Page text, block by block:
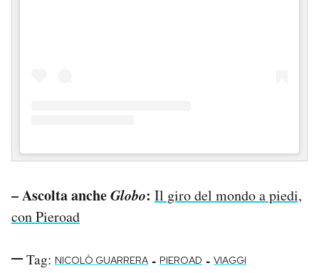
– Ascolta ancheGlobo: Il giro del mondo a piedi,
con Pieroad
Tag: NICOLÒ GUARRERA - PIEROAD - VIAGGI